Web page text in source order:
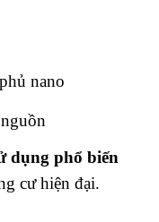
nano
dụng phổ biến
cư hiện đại.